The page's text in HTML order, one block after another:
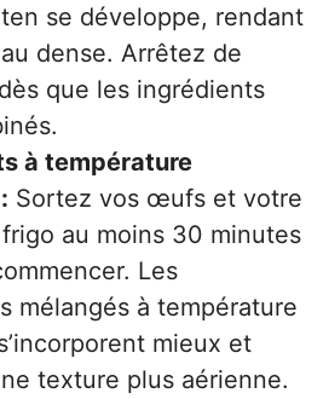
se développe, rendant
dense. Arrêtez de
que les ingrédients
à température
Sortez vos œufs et votre
au moins 30 minutes
Les
mélangés à température
mieux et
texture plus aérienne.